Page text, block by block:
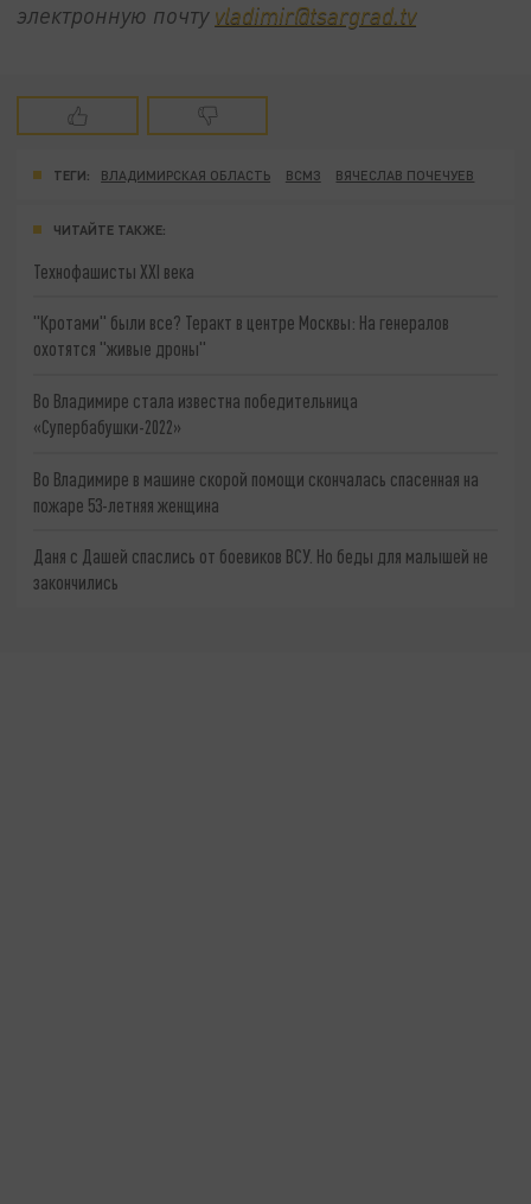
электронную почту vladimir@tsargrad.tv
ТЕГИ: ВЛАДИМИРСКАЯ ОБЛАСТЬ ВСМЗ ВЯЧЕСЛАВ ПОЧЕЧУЕВ
ЧИТАЙТЕ ТАКЖЕ:
Технофашисты XXI века
"Кротами" были все? Теракт в центре Москвы: На генералов
охотятся "живые дроны"
Во Владимире стала известна победительница
«Супербабушки-2022»
Во Владимире в машине скорой помощи скончалась спасенная на
пожаре 53-летняя женщина
Даня с Дашей спаслись от боевиков ВСУ. Но беды для малышей не
закончились